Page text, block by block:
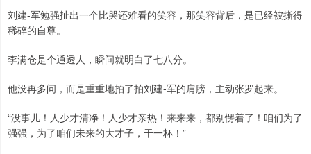
刘建-军勉强扯出一个比哭还难看的笑容，那笑容背后，是已经被撕得
稀碎的自尊。
李满仓是个通透人，瞬间就明白了七八分。
他没再多问，而是重重地拍了拍刘建-军的肩膀，主动张罗起来。
“没事儿！人少才清净！人少才亲热！来来来，都别愣着了！咱们为了
强强，为了咱们未来的大才子，干一杯！”